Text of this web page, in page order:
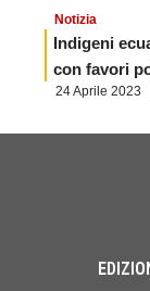
Notizia
Indigeni
con favori
24 Aprile 2023